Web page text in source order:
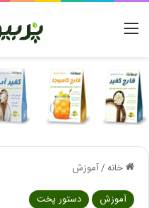
منو
خانه/آموزش
آموزش
دستور پخت